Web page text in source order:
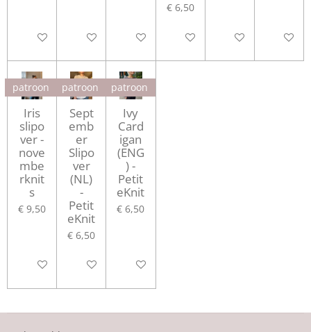
In winkelwagenIn winkelwagenIn winkelwagen
€ 6,50
In winkelwagenIn winkelwagen
In
patroon
Iris
slipo
ver -
nove
mbe
rknit
s
€ 9,50
In winkelwagen
patroon
Sept
emb
er
Slipo
ver
(NL)
-
Petit
eKnit
€ 6,50
In winkelwagen
patroon
Ivy
Card
igan
(ENG
) -
Petit
eKnit
€ 6,50
In winkelwagen